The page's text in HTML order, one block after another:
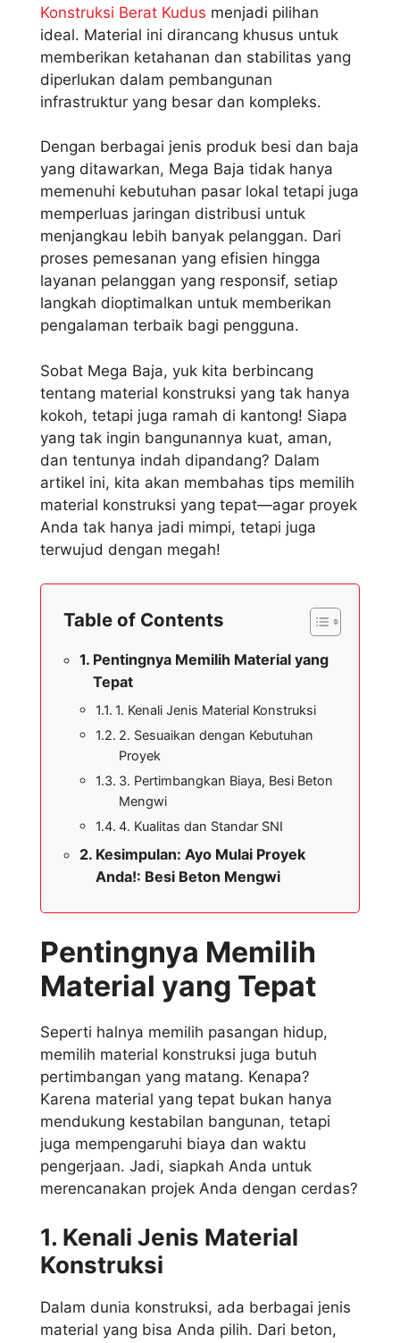
Konstruksi Berat Kudus menjadi pilihan
ideal. Material ini dirancang khusus untuk
memberikan ketahanan dan stabilitas yang
diperlukan dalam pembangunan
infrastruktur yang besar dan kompleks.
Dengan berbagai jenis produk besi dan baja
yang ditawarkan, Mega Baja tidak hanya
memenuhi kebutuhan pasar lokal tetapi juga
memperluas jaringan distribusi untuk
menjangkau lebih banyak pelanggan. Dari
proses pemesanan yang efisien hingga
layanan pelanggan yang responsif, setiap
langkah dioptimalkan untuk memberikan
pengalaman terbaik bagi pengguna.
Sobat Mega Baja, yuk kita berbincang
tentang material konstruksi yang tak hanya
kokoh, tetapi juga ramah di kantong! Siapa
yang tak ingin bangunannya kuat, aman,
dan tentunya indah dipandang? Dalam
artikel ini, kita akan membahas tips memilih
material konstruksi yang tepat—agar proyek
Anda tak hanya jadi mimpi, tetapi juga
terwujud dengan megah!
Table of Contents
Pentingnya Memilih Material yang
Tepat
1. Kenali Jenis Material Konstruksi
2. Sesuaikan dengan Kebutuhan
Proyek
3. Pertimbangkan Biaya, Besi Beton
Mengwi
4. Kualitas dan Standar SNI
Kesimpulan: Ayo Mulai Proyek
Anda!: Besi Beton Mengwi
Pentingnya Memilih
Material yang Tepat
Seperti halnya memilih pasangan hidup,
memilih material konstruksi juga butuh
pertimbangan yang matang. Kenapa?
Karena material yang tepat bukan hanya
mendukung kestabilan bangunan, tetapi
juga mempengaruhi biaya dan waktu
pengerjaan. Jadi, siapkah Anda untuk
merencanakan projek Anda dengan cerdas?
1. Kenali Jenis Material
Konstruksi
Dalam dunia konstruksi, ada berbagai jenis
material yang bisa Anda pilih. Dari beton,